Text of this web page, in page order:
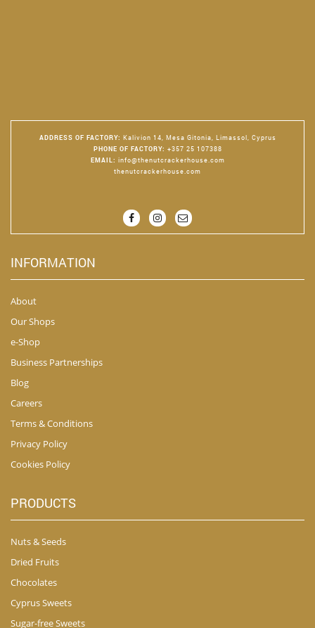
ADDRESS OF FACTORY: Kalivion 14, Mesa Gitonia, Limassol, Cyprus
PHONE OF FACTORY: +357 25 107388
EMAIL : info@thenutcrackerhouse.com
thenutcrackerhouse.com
INFORMATION
About
Our Shops
e-Shop
Business Partnerships
Blog
Careers
Terms & Conditions
Privacy Policy
Cookies Policy
PRODUCTS
Nuts & Seeds
Dried Fruits
Chocolates
Cyprus Sweets
Sugar-free Sweets